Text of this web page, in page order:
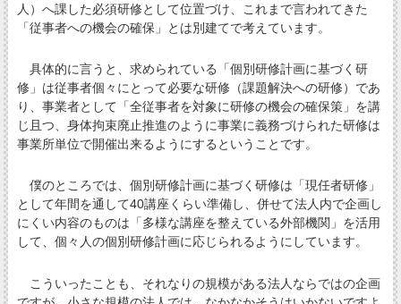
人）へ課した必須研修として位置づけ、これまで言われてきた
「従事者への機会の確保」とは別建てで考えています。
具体的に言うと、求められている「個別研修計画に基づく研
修」は従事者個々にとって必要な研修（課題解決への研修）であ
り、事業者として「全従事者を対象に研修の機会の確保策」を講
じ且つ、身体拘束廃止推進のように事業に義務づけられた研修は
事業所単位で開催出来るようにするということです。
僕のところでは、個別研修計画に基づく研修は「現任者研修」
として年間を通して40講座くらい準備し、併せて法人内で企画し
にくい内容のものは「多様な講座を整えている外部機関」を活用
して、個々人の個別研修計画に応じられるようにしています。
こういったことも、それなりの規模がある法人ならではの企画